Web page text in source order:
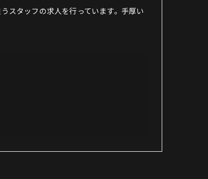
スタッフの求人を行っています。手厚い